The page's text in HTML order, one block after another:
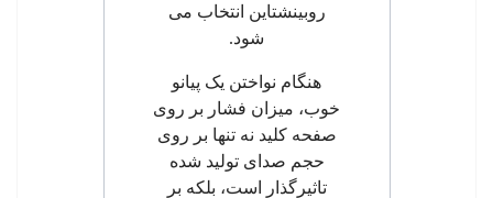
روبینشتاین انتخاب می
شود.
هنگام نواختن یک پیانو
خوب، میزان فشار بر روی
صفحه کلید نه تنها بر روی
حجم صدای تولید شده
تاثیرگذار است، بلکه بر